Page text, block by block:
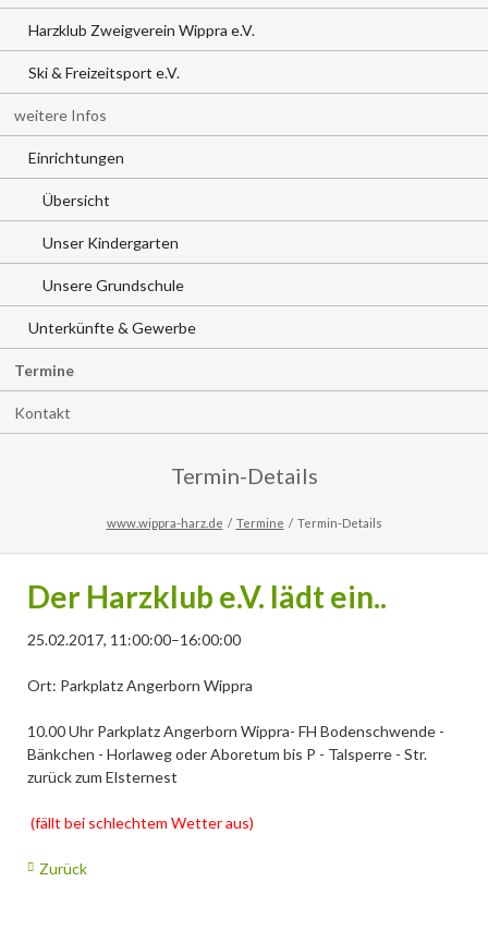
Harzklub Zweigverein Wippra e.V.
Ski & Freizeitsport e.V.
weitere Infos
Einrichtungen
Übersicht
Unser Kindergarten
Unsere Grundschule
Unterkünfte & Gewerbe
Termine
Kontakt
Termin-Details
www.wippra-harz.de Termine Termin-Details
Der Harzklub e.V. lädt ein..
25.02.2017, 11:00:00–16:00:00
Ort: Parkplatz Angerborn Wippra
10.00 Uhr Parkplatz Angerborn Wippra- FH Bodenschwende -
Bänkchen - Horlaweg oder Aboretum bis P - Talsperre - Str.
zurück zum Elsternest
(fällt bei schlechtem Wetter aus)
Zurück